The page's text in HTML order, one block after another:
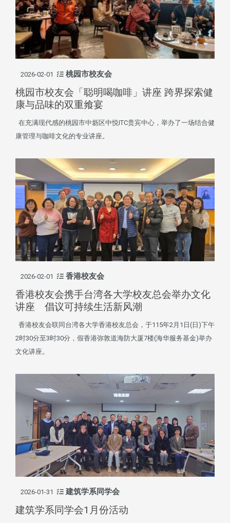
2026-02-01 桃园市校友会
桃园市校友会「聪明喝咖啡」讲座 跨界探索健
康与品味的双重飨宴
在充满现代感的桃园市中坜区中悦ITC贵宾中心，举办了一场结合健
康管理与咖啡文化的专业讲座。
2026-02-01 香港校友会
香港校友会携手台湾各大学校友总会举办文化
讲座 倡议可持续生活新风潮
香港校友会联同台湾各大学香港校友总会，于115年2月1日(日)下午
2时30分至3时30分，假香港弥敦道海防大厦7楼(海华服务基金)举办
文化讲座。
2026-01-31 建筑学系同学会
建筑学系同学会1月份活动